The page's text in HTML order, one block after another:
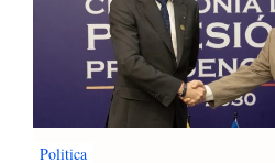
Politica